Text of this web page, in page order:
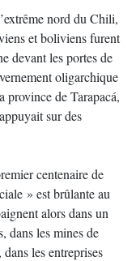
nord du Chili,
et boliviens furent
devant les portes de
oligarchique
province de Tarapacá,
sur des
centenaire de
» est brûlante au
alors dans un
dans les mines de
les entreprises